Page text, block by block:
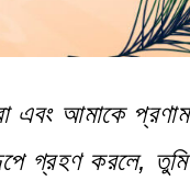
এবং আমাকে প্রণাম
গ্রহণ করলে, তুমি